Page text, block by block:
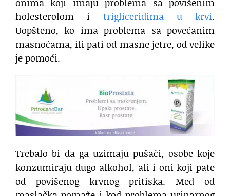
holesterolom i trigliceridima u krvi.
Uopšteno, ko ima problema sa povećanim
masnoćama, ili pati od masne jetre, od velike
je pomoći.
Trebalo bi da ga uzimaju pušači, osobe koje
konzumiraju dugo alkohol, ali i oni koji pate
od povišenog krvnog pritiska. Med od